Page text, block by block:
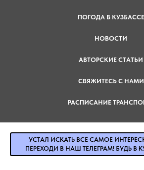
ПОГОДА В КУЗБАССЕ
НОВОСТИ
АВТОРСКИЕ СТАТЬИ
СВЯЖИТЕСЬ С НАМИ
РАСПИСАНИЕ
УСТАЛ ИСКАТЬ ВСЕ САМОЕ
ПЕРЕХОДИ В НАШ ТЕЛЕГРАМ! БУДЬ В